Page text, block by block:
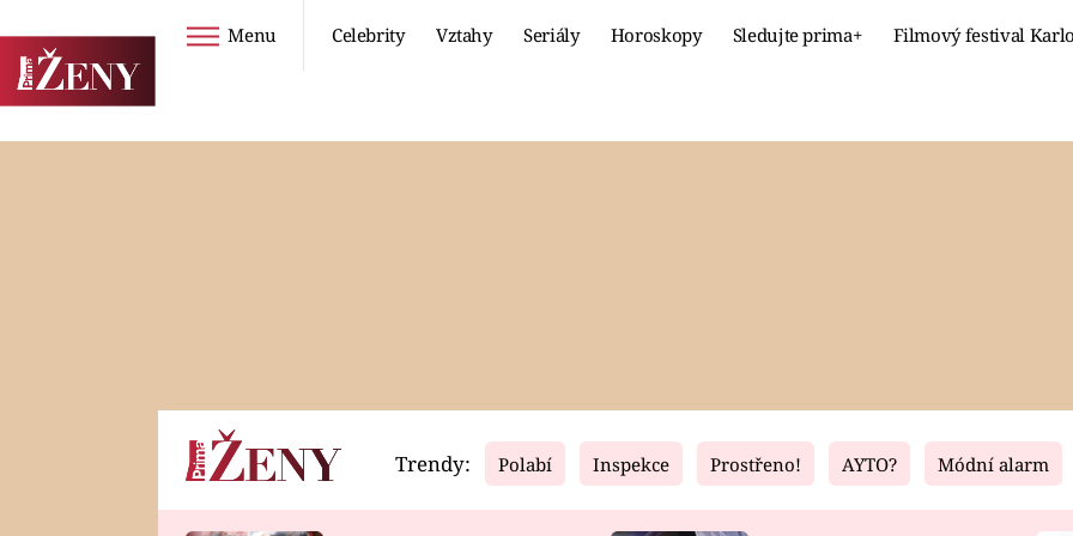
Menu Celebrity Vztahy Seriály Horoskopy Sledujte prima+ Filmový festival
Horoskopy Video Fresh Living
Trendy: Polabí Inspekce Prostřeno! AYTO? Módní alarm